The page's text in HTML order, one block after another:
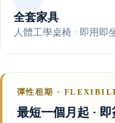
全套家具
人體工學桌椅 · 即用即
彈性租期 ·
最短一個月起 ·